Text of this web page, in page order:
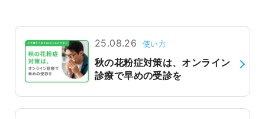
皮膚科
感染症
25.08.26 使い方
秋の花粉症対策は、オンライン
診療で早めの受診を